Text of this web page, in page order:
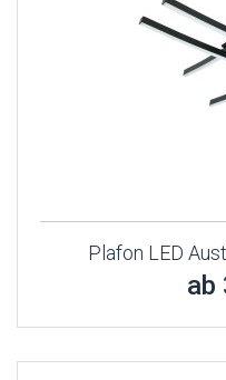
Plafon LED
ab